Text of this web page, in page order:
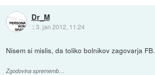
Dr_M
::3. jan 2012, 11:24
Nisem si mislis, da toliko bolnikov zagovarja FB.
Zgodovina sprememb…